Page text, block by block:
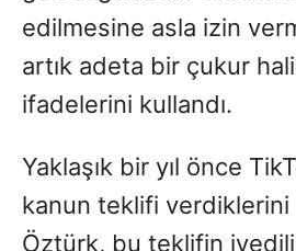
edilmesine asla izin
artık adeta bir çukur
ifadelerini kullandı.
Yaklaşık bir yıl önce
kanun teklifi verdiklerini
Öztürk, bu teklifin